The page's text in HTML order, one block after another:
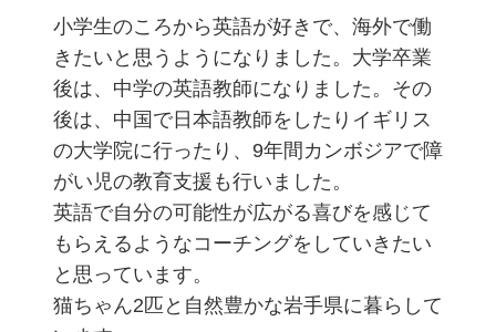
小学生のころから英語が好きで、海外で働
きたいと思うようになりました。大学卒業
後は、中学の英語教師になりました。その
後は、中国で日本語教師をしたりイギリス
の大学院に行ったり、9年間カンボジアで障
がい児の教育支援も行いました。
英語で自分の可能性が広がる喜びを感じて
もらえるようなコーチングをしていきたい
と思っています。
猫ちゃん2匹と自然豊かな岩手県に暮らして